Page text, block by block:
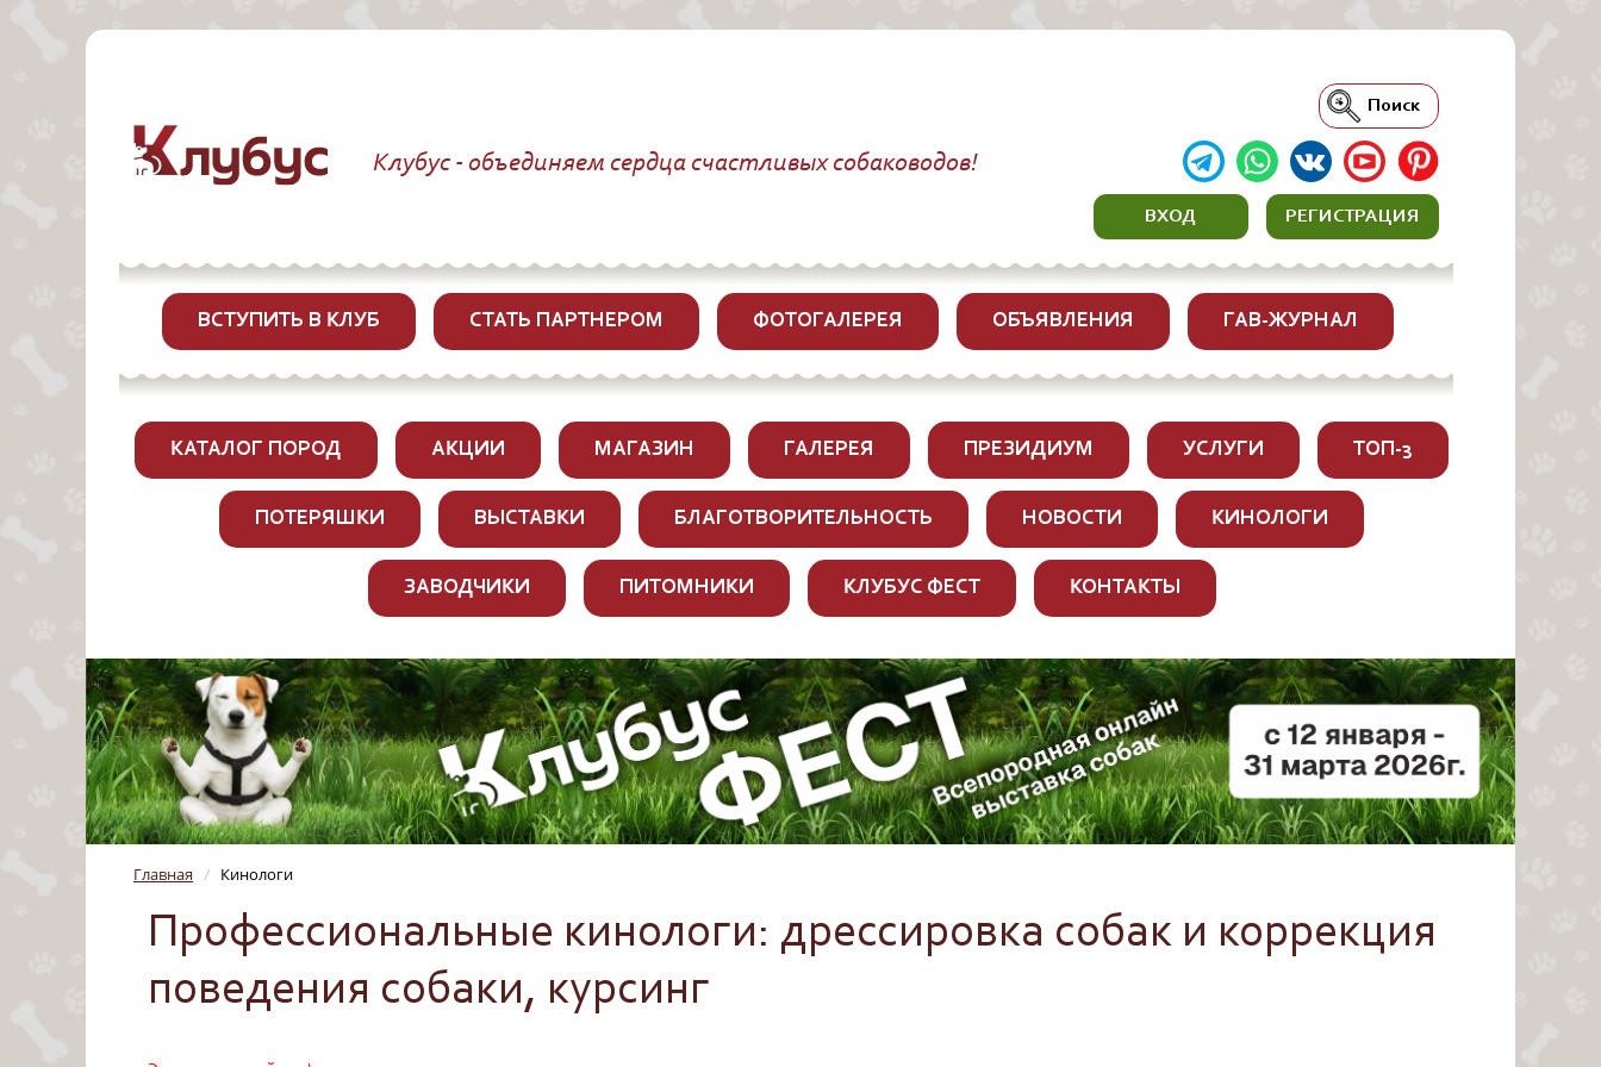
Клубус - объединяем сердца счастливых собаководов!
Поиск
ВХОД РЕГИСТРАЦИЯ
ВСТУПИТЬ В КЛУБ СТАТЬ ПАРТНЕРОМ ФОТОГАЛЕРЕЯ ОБЪЯВЛЕНИЯ ГАВ-ЖУРНАЛ
КАТАЛОГ ПОРОД АКЦИИ МАГАЗИН ГАЛЕРЕЯ ПРЕЗИДИУМ УСЛУГИ ТОП-3
ПОТЕРЯШКИ ВЫСТАВКИ БЛАГОТВОРИТЕЛЬНОСТЬ НОВОСТИ КИНОЛОГИ
ЗАВОДЧИКИ ПИТОМНИКИ КЛУБУС ФЕСТ КОНТАКТЫ
Главная / Кинологи
Профессиональные кинологи: дрессировка собак и коррекция
поведения собаки, курсинг